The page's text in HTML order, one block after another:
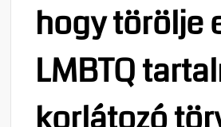
hogy törölje
LMBTQ